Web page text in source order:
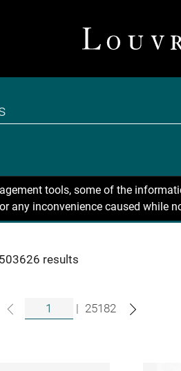
tools, some of the
any inconvenience caused while
503626 results
| 25182